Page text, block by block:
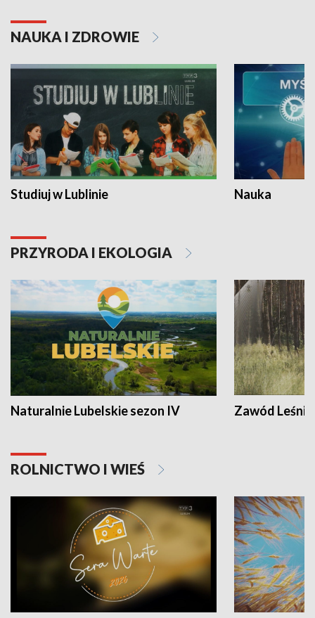
NAUKA I ZDROWIE
Studiuj w Lublinie Nauka
PRZYRODA I EKOLOGIA
Naturalnie Lubelskie sezon IV Zawód Leśnik
ROLNICTWO I WIEŚ